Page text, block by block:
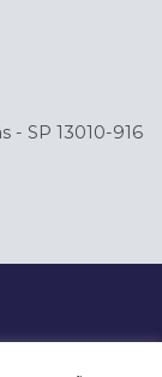
- SP 13010-916